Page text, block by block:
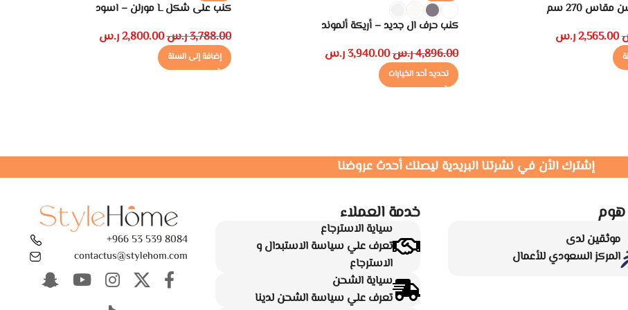
270 سم
2,565.00ر.س
كنب حرف ال جديد – أريكة ألموند
4,896.00ر.س3,940.00ر.س
تحديد أحد الخيارات
كنب على شكل L مورلن – اسود
3,788.00ر.س2,800.00ر.س
إضافة إلى السلة
إشترك الأن في نشرتنا البريدية ليصلك أحدث عروضنا
هوم
موثقين لدى
المركز السعودي للأعمال
خدمة العملاء
سياية الاسترجاع
تعرف علي سياسة الاستبدال و
الاسترجاع
سياية الشحن
تعرف علي سياسة الشحن لدينا
8084 539 53 966+
contactus@stylehom.com